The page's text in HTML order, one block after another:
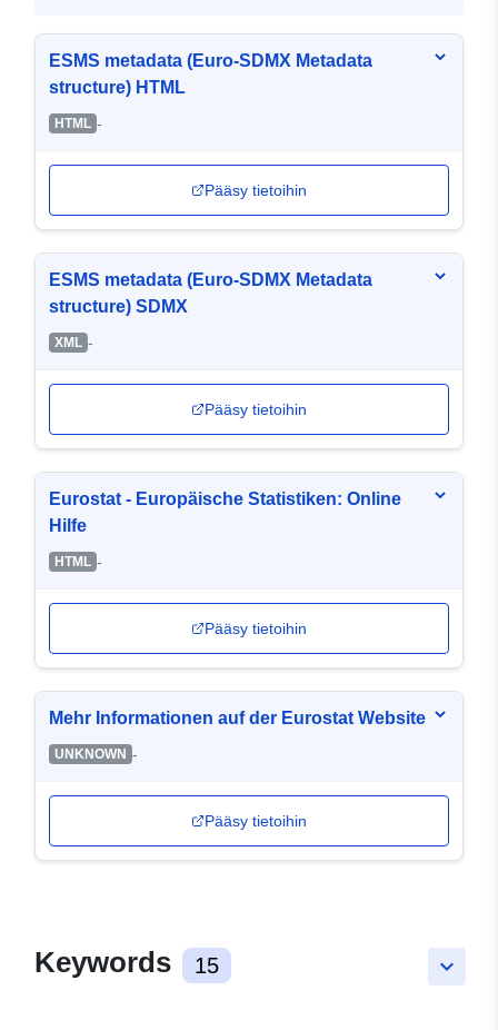
ESMS metadata (Euro-SDMX Metadata
structure) HTML
HTML -
Pääsy tietoihin
ESMS metadata (Euro-SDMX Metadata
structure) SDMX
XML -
Pääsy tietoihin
Eurostat - Europäische Statistiken: Online
Hilfe
HTML -
Pääsy tietoihin
Mehr Informationen auf der Eurostat Website
UNKNOWN -
Pääsy tietoihin
keyboard_arrow_down
Keywords 15